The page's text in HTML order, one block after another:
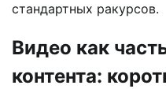
стандартных ракурсов.
Видео как
контента: